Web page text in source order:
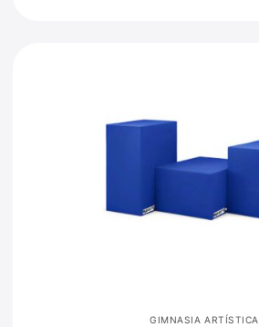
GIMNASIA ARTÍSTICA